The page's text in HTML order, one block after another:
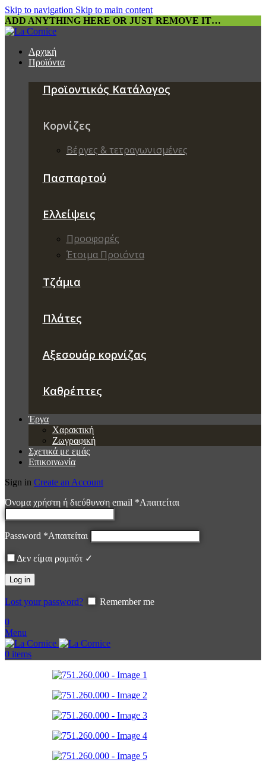
Skip to navigation Skip to main content
ADD ANYTHING HERE OR JUST REMOVE IT…
Αρχική
Προϊόντα
Προϊοντικός Κατάλογος
Κορνίζες
Βέργες & τετραγωνισμένες
Πασπαρτού
Ελλείψεις
Προσφορές
Έτοιμα Προιόντα
Τζάμια
Πλάτες
Αξεσουάρ κορνίζας
Καθρέπτες
Έργα
Χαρακτική
Ζωγραφική
Σχετικά με εμάς
Επικοινωνία
Sign in Create an Account
Όνομα χρήστη ή διεύθυνση email *Απαιτείται
Password *Απαιτείται
Δεν είμαι ρομπότ ✓
Log in
Lost your password?
Remember me
0
Menu
0 items